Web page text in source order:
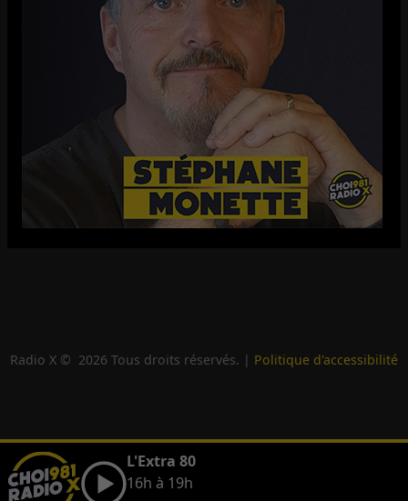
Radio X © 2026 Tous droits réservés. | Politique d'accessibilité
L'Extra 80
16h à 19h